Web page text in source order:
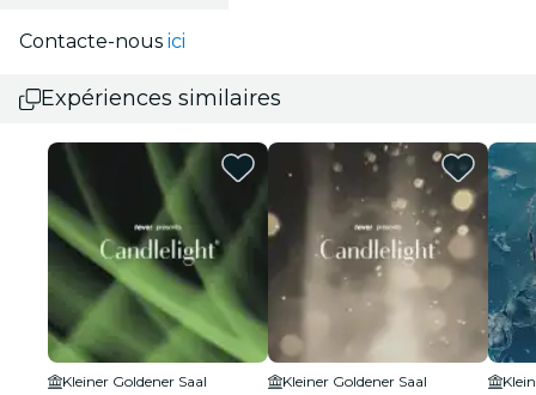
Contacte-nous ici
Expériences similaires
Kleiner Goldener Saal
Kleiner Goldener Saal